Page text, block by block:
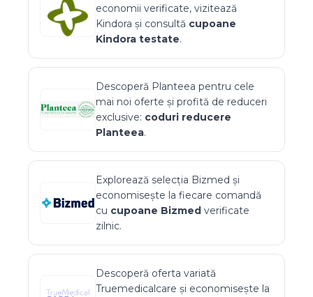
economii verificate, vizitează
Kindora și consultă cupoane
Kindora testate.
Descoperă Planteea pentru cele
mai noi oferte și profită de reduceri
exclusive: coduri reducere
Planteea.
Explorează selecția Bizmed și
economisește la fiecare comandă
cu cupoane Bizmed verificate
zilnic.
Descoperă oferta variată
Truemedicalcare și economisește la